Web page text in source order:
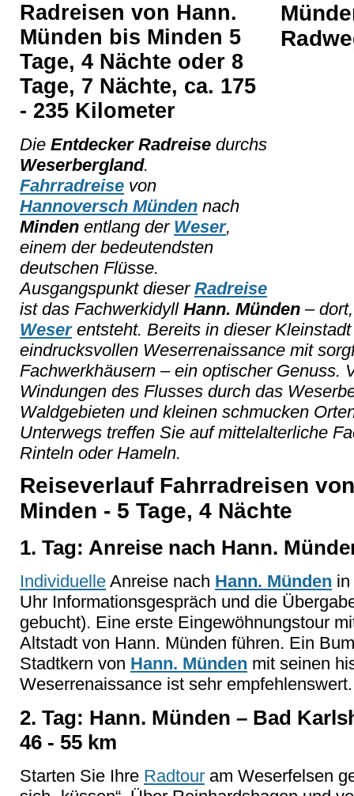
Radreisen von Hann.
Münden bis Minden 5
Tage, 4 Nächte oder 8
Tage, 7 Nächte, ca. 175
- 235 Kilometer
Die Entdecker Radreise durchs
Weserbergland.
Fahrradreise von
Hannoversch Münden nach
Minden entlang der Weser,
einem der bedeutendsten
deutschen Flüsse.
Ausgangspunkt dieser Radreise
ist das Fachwerkidyll Hann. Münden –
Weserentsteht. Bereits in dieser
eindrucksvollen Weserrenaissance mit
Fachwerkhäusern – ein optischer Genuss.
Windungen des Flusses durch das
Waldgebieten und kleinen schmucken
Unterwegs treffen Sie auf mittelalterliche
Rinteln oder Hameln.
Reiseverlauf Fahrradreisen
Minden - 5 Tage, 4 Nächte
1. Tag: Anreise nach Hann.
Individuelle Anreise nach Hann. Münden in
Uhr Informationsgespräch und die
gebucht). Eine erste Eingewöhnungstour
Altstadt von Hann. Münden führen. Ein
Stadtkern von Hann. Münden mit seinen
Weserrenaissance ist sehr empfehlenswert.
2. Tag: Hann. Münden – Bad
46 - 55 km
Starten Sie Ihre Radtour am Weserfelsen